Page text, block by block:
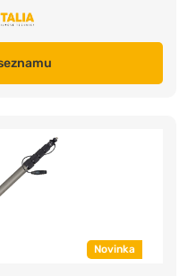
Novinka